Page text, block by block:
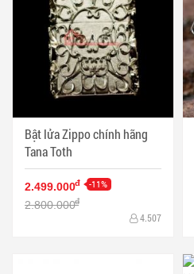
Bật lửa Zippo chính hãng
Tana Toth
2.499.000đ -11%
2.800.000đ
4.507